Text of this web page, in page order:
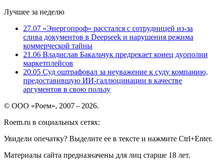
Лучшее за неделю
27.07 «Энергопроф» расстался с сотрудницей из-за
слива документов в Deepseek и нарушения режима
коммерческой тайны
21.06 Владислав Бакальчук предрекает конец дуополии
маркетплейсов
20.05 Суд оштрафовал за неуважение к суду компанию,
предоставившую ИИ-галлюцинации в качестве
аргументов в свою пользу
© ООО «Роем», 2007 – 2026.
Roem.ru в социальных сетях:
Увидели опечатку? Выделите ее в тексте и нажмите Ctrl+Enter.
Материалы сайта предназначены для лиц старше 18 лет.